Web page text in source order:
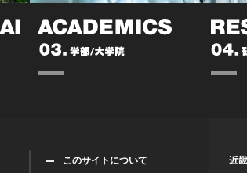
このサイトについて
近